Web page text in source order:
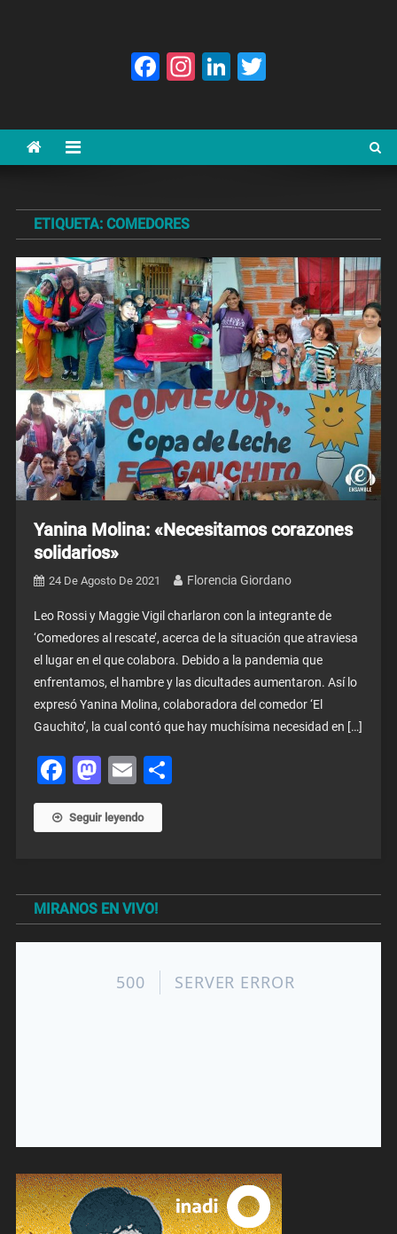
Facebook
Instagram
LinkedIn
ETIQUETA: COMEDORES
Yanina Molina: «Necesitamos corazones
solidarios»
24 De Agosto De 2021 Florencia Giordano
Leo Rossi y Maggie Vigil charlaron con la integrante de
‘Comedores al rescate’, acerca de la situación que atraviesa
el lugar en el que colabora. Debido a la pandemia que
enfrentamos, el hambre y las dicultades aumentaron. Así lo
expresó Yanina Molina, colaboradora del comedor ‘El
Gauchito’, la cual contó que hay muchísima necesidad en […]
Facebook
Mastodon
EmailShare
Seguir leyendo
MIRANOS EN VIVO!